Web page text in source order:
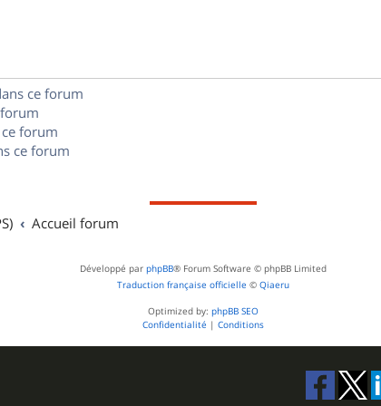
ce forum
forum
ce forum
Accueil forum
Développé par phpBB® Forum Software © phpBB Limited
Traduction française officielle © Qiaeru
Optimized by: phpBB SEO
Confidentialité | Conditions